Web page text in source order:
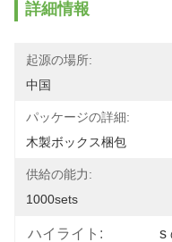
詳細情報
起源の場所:
中国
パッケージの詳細:
木製ボックス梱包
供給の能力:
1000sets
ハイライト: s